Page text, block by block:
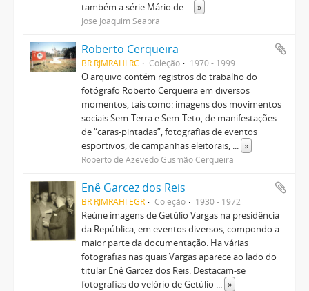
também a série Mário de ... »
José Joaquim Seabra
Roberto Cerqueira
BR RJMRAHI RC Coleção 1970 - 1999
O arquivo contém registros do trabalho do
fotógrafo Roberto Cerqueira em diversos
momentos, tais como: imagens dos movimentos
sociais Sem-Terra e Sem-Teto, de manifestações
de “caras-pintadas”, fotografias de eventos
esportivos, de campanhas eleitorais, ... »
Roberto de Azevedo Gusmão Cerqueira
Enê Garcez dos Reis
BR RJMRAHI EGR Coleção 1930 - 1972
Reúne imagens de Getúlio Vargas na presidência
da República, em eventos diversos, compondo a
maior parte da documentação. Ha várias
fotografias nas quais Vargas aparece ao lado do
titular Enê Garcez dos Reis. Destacam-se
fotografias do velório de Getúlio ... »